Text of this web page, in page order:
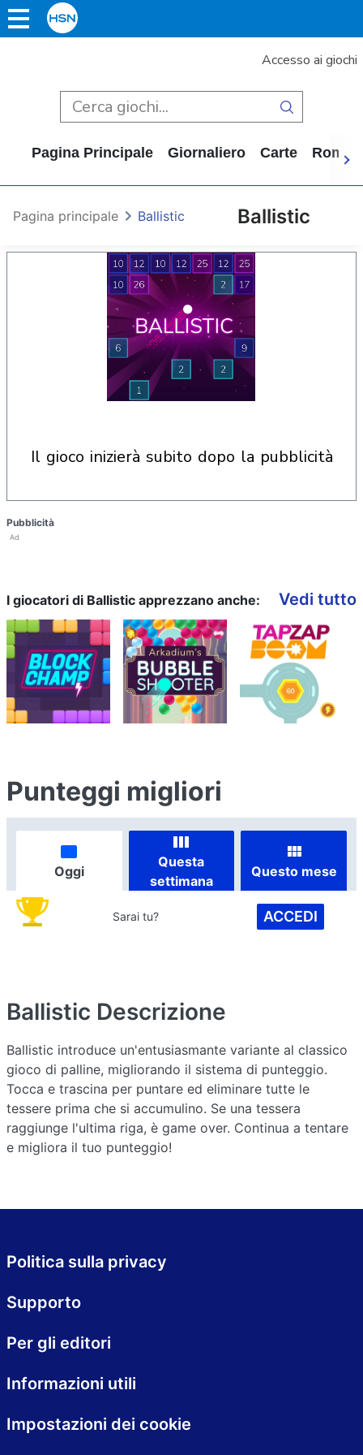
Accesso ai giochi
Pagina Principale Giornaliero Carte
Ballistic
Pagina principale Ballistic
il gioco inizierà subito dopo la pubblicità
Pubblicità
Ad
I giocatori di Ballistic apprezzano anche: Vedi tutto
Punteggi migliori
Oggi
Questa
settimana
Questo mese
Sarai tu? ACCEDI
Ballistic Descrizione
Ballistic introduce un'entusiasmante variante al classico
gioco di palline, migliorando il sistema di punteggio.
Tocca e trascina per puntare ed eliminare tutte le
tessere prima che si accumulino. Se una tessera
raggiunge l'ultima riga, è game over. Continua a tentare
e migliora il tuo punteggio!
Politica sulla privacy
Supporto
Per gli editori
Informazioni utili
Impostazioni dei cookie